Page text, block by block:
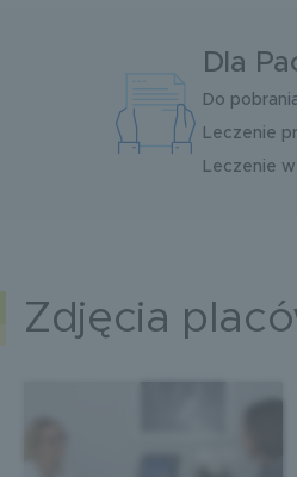
Dla
Do
Leczenie
Leczenie
Zdjęcia